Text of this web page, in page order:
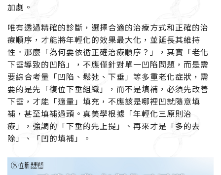
加劇。
唯有透過精確的診斷，選擇合適的治療方式和正確的治
療順序，才能將年輕化的效果最大化，並延長其維持
性。 那麼「為何要依循正確治療順序？」，其實「老化
下垂導致的凹陷」，不應僅針對單一凹陷問題，而是需
要綜合考量「凹陷、鬆弛、下垂」等多重老化症狀，需
要的是先「復位下垂組織」，而不是填補，必須先改善
下垂，才能「適量」填充，不應該是哪裡凹就隨意填
補，甚至填補過頭。真美學根據「年輕化三原則治
療」，強調的「下垂的先上提」、再來才是「多的去
除」、「凹的填補」。